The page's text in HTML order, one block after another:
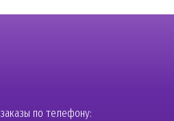
по телефону: